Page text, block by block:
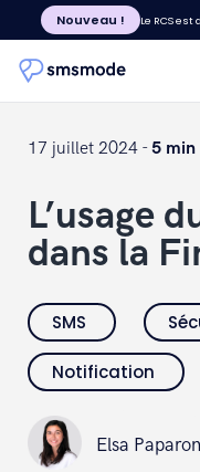
Nouveau ! Le RCS
17 juillet 2024 -5 min
L’usage
dans la
SMS
Notification
Elsa